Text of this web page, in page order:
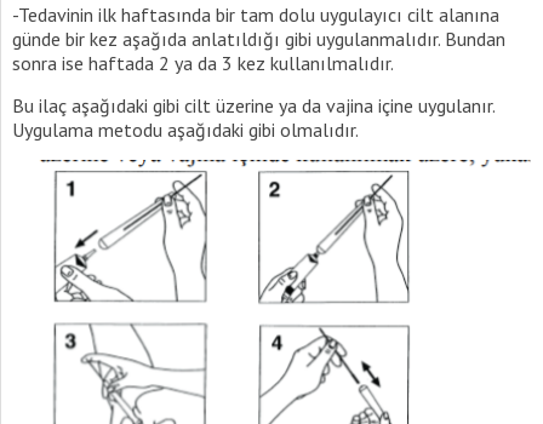
-Tedavinin ilk haftasında bir tam dolu uygulayıcı cilt alanına
günde bir kez aşağıda anlatıldığı gibi uygulanmalıdır. Bundan
sonra ise haftada 2 ya da 3 kez kullanılmalıdır.
Bu ilaç aşağıdaki gibi cilt üzerine ya da vajina içine uygulanır.
Uygulama metodu aşağıdaki gibi olmalıdır.